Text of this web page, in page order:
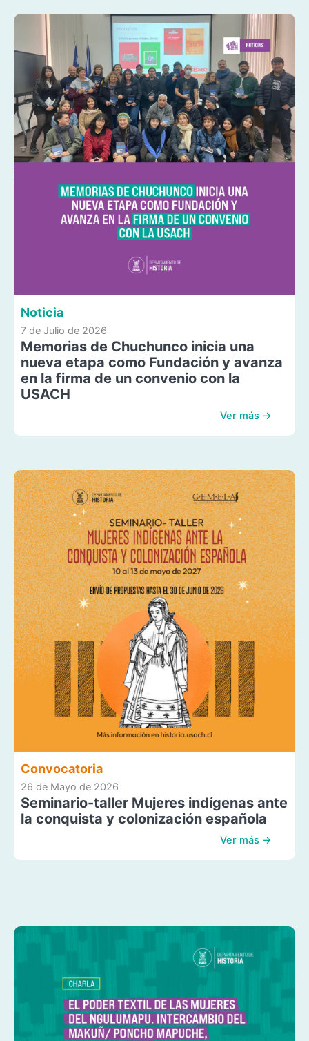
Noticia
7 de Julio de 2026
Memorias de Chuchunco inicia una
nueva etapa como Fundación y avanza
en la firma de un convenio con la
USACH
Ver más →
Convocatoria
26 de Mayo de 2026
Seminario-taller Mujeres indígenas ante
la conquista y colonización española
Ver más →